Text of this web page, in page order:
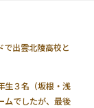
で出雲北陵高校と
生３名（坂根・浅
ムでしたが、最後